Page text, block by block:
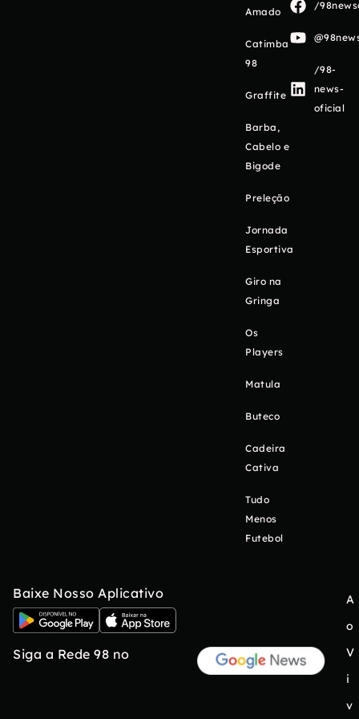
Amado
Catimba
98
Graffite
Barba,
Cabelo e
Bigode
Preleção
Jornada
Esportiva
Giro na
Gringa
Os
Players
Matula
Buteco
Cadeira
Cativa
Tudo
Menos
Futebol
/
/98-
news-
oficial
Baixe Nosso Aplicativo
Siga a Rede 98 no
A
o
V
i
v